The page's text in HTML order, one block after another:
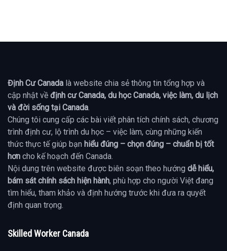
Định Cư Canada là website chia sẻ thông tin tổng hợp và
cập nhật về định cư Canada, du học Canada, việc làm, du lịch
và đời sống tại Canada.
Chúng tôi cung cấp các bài viết phân tích chính sách, chương
trình định cư, lộ trình du học – việc làm, cùng những kiến
thức thực tế giúp bạn hiểu đúng – chọn đúng – chuẩn bị tốt
hơn cho kế hoạch đến Canada.
Nội dung trên website được biên soạn theo hướng dễ hiểu,
bám sát chính sách hiện hành, phù hợp cho người Việt đang
tìm hiểu, tham khảo và định hướng trước khi đưa ra quyết
định quan trọng.
Skilled Worker Canada